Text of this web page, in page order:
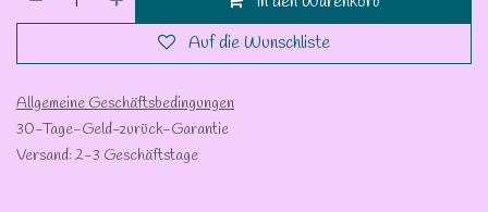
Auf die Wunschliste
Allgemeine Geschäftsbedingungen
30-Tage-Geld-zurück-Garantie
Versand: 2-3 Geschäftstage